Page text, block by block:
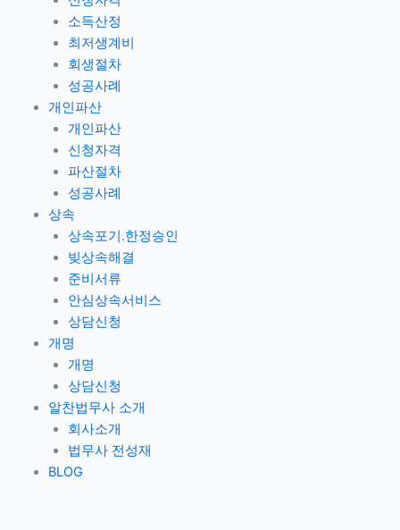
소득산정
최저생계비
회생절차
성공사례
개인파산
개인파산
신청자격
파산절차
성공사례
상속
상속포기.한정승인
빚상속해결
준비서류
안심상속서비스
상담신청
개명
개명
상담신청
알찬법무사 소개
회사소개
법무사 전성재
BLOG